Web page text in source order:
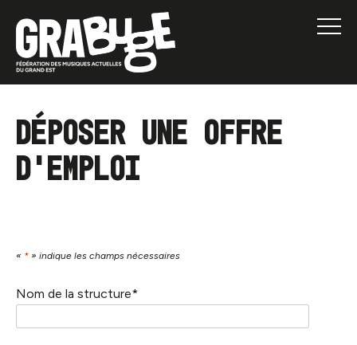
Déposer une offre
d’emploi
« * » indique les champs nécessaires
Nom de la structure*